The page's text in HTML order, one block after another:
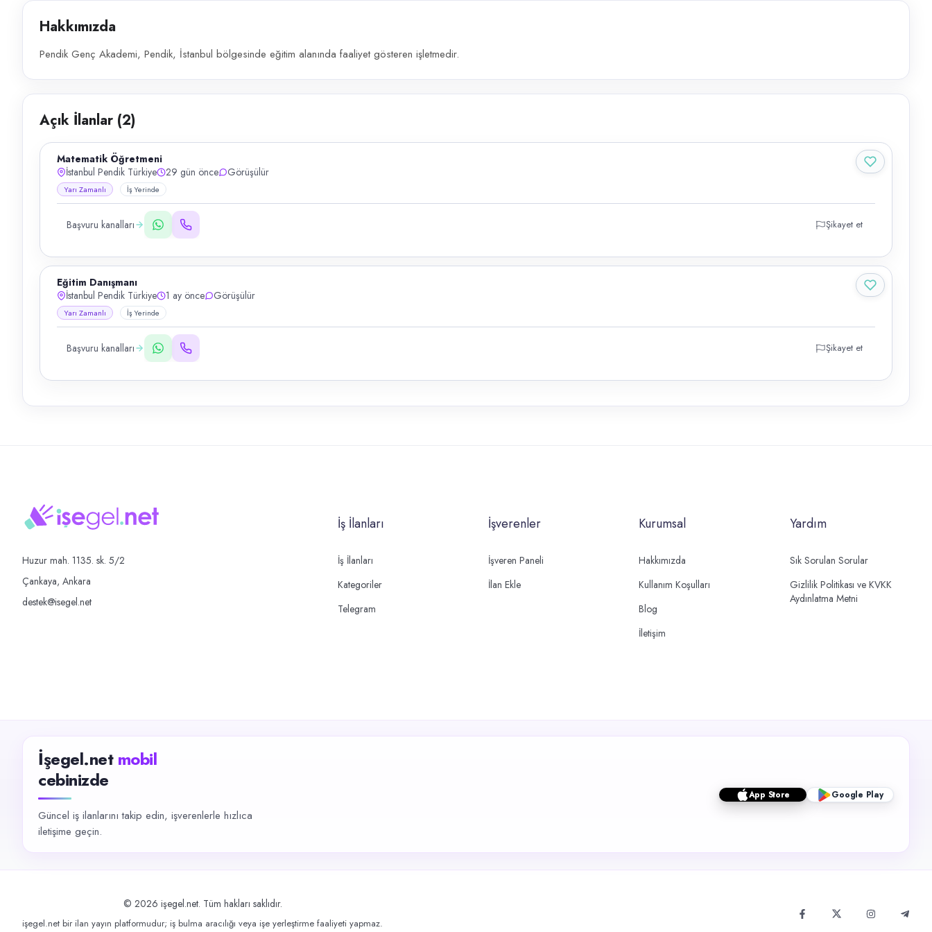
Hakkımızda
Pendik Genç Akademi, Pendik, İstanbul bölgesinde eğitim alanında faaliyet gösteren işletmedir.
Açık İlanlar (2)
Matematik Öğretmeni
İstanbul Pendik Türkiye
29 gün önce Görüşülür
Yarı Zamanlı İş Yerinde
Başvuru kanalları Şikayet et
Eğitim Danışmanı
İstanbul Pendik Türkiye
1 ay önce Görüşülür
Yarı Zamanlı İş Yerinde
Başvuru kanalları Şikayet et
Huzur mah. 1135. sk. 5/2
Çankaya, Ankara
destek@isegel.net
İş İlanları
İş İlanları
Kategoriler
Telegram
İşverenler
İşveren Paneli
İlan Ekle
Kurumsal
Hakkımızda
Kullanım Koşulları
Blog
İletişim
Yardım
Sık Sorulan Sorular
Gizlilik Politikası ve KVKK
Aydınlatma Metni
İşegel.net mobil
cebinizde
Güncel iş ilanlarını takip edin, işverenlerle hızlıca
iletişime geçin.
App Store Google Play
© 2026 işegel.net. Tüm hakları saklıdır.
işegel.net bir ilan yayın platformudur; iş bulma aracılığı veya işe yerleştirme faaliyeti yapmaz.